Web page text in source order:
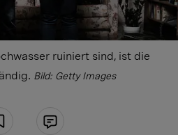
ruiniert sind, ist die
Bild: Getty Images